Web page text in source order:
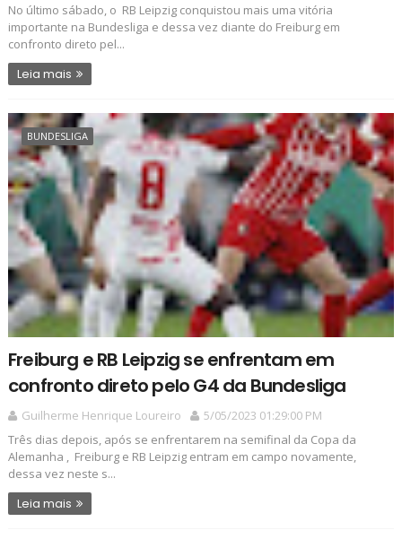
No último sábado, o RB Leipzig conquistou mais uma vitória
importante na Bundesliga e dessa vez diante do Freiburg em
confronto direto pel...
Leia mais
BUNDESLIGA
Freiburg e RB Leipzig se enfrentam em
confronto direto pelo G4 da Bundesliga
Guilherme Henrique Loureiro
5/05/2023 01:29:00 PM
Três dias depois, após se enfrentarem na semifinal da Copa da
Alemanha , Freiburg e RB Leipzig entram em campo novamente,
dessa vez neste s...
Leia mais